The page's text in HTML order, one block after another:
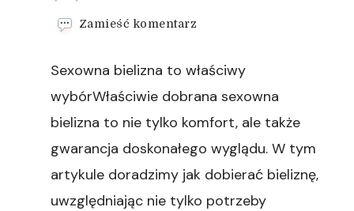
Zamieść komentarz
zapisany
Sexowna bielizna to właściwy
wybórWłaściwie dobrana sexowna
bielizna to nie tylko komfort, ale także
gwarancja doskonałego wyglądu. W tym
artykule doradzimy jak dobierać bieliznę,
uwzględniając nie tylko potrzeby